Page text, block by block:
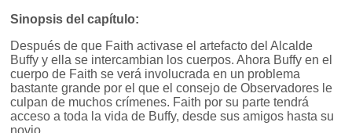
Sinopsis del capítulo:
Después de que Faith activase el artefacto del Alcalde
Buffy y ella se intercambian los cuerpos. Ahora Buffy en el
cuerpo de Faith se verá involucrada en un problema
bastante grande por el que el consejo de Observadores le
culpan de muchos crímenes. Faith por su parte tendrá
acceso a toda la vida de Buffy, desde sus amigos hasta su
novio.